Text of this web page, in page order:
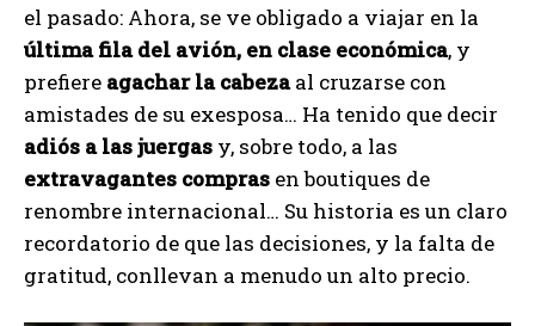
el pasado: Ahora, se ve obligado a viajar en la
última fila del avión, en clase económica, y
prefiere agachar la cabezaal cruzarse con
amistades de su exesposa… Ha tenido que decir
adiós a las juergas y, sobre todo, a las
extravagantes compras en boutiques de
renombre internacional… Su historia es un claro
recordatorio de que las decisiones, y la falta de
gratitud, conllevan a menudo un alto precio.